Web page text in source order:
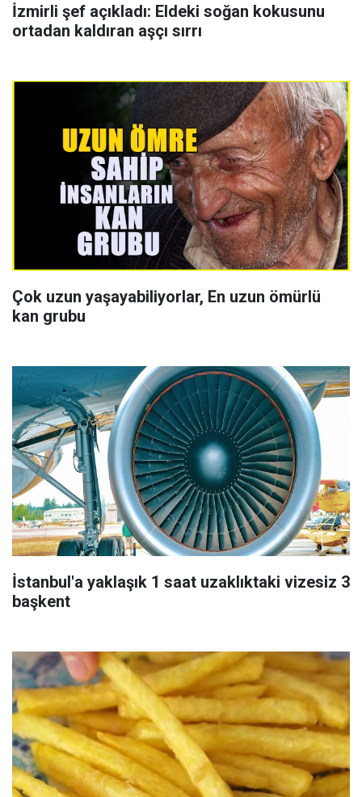
İzmirli şef açıkladı: Eldeki soğan kokusunu
ortadan kaldıran aşçı sırrı
Çok uzun yaşayabiliyorlar, En uzun ömürlü
kan grubu
İstanbul'a yaklaşık 1 saat uzaklıktaki vizesiz 3
başkent